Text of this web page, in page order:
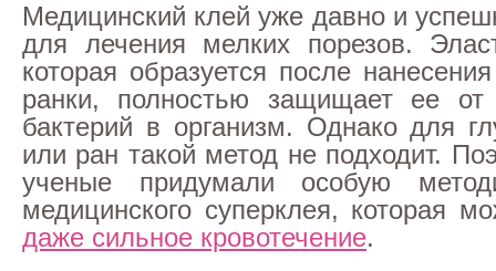
Медицинский клей уже давно и
для лечения мелких порезов.
которая образуется после
ранки, полностью защищает ее от
бактерий в организм. Однако для
или ран такой метод не подходит.
ученые придумали особую
медицинского суперклея, которая
даже сильное кровотечение.